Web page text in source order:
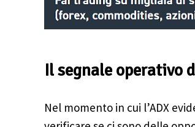
Il segnale operativo
Nel momento in cui l’ADX